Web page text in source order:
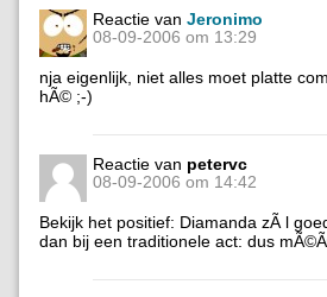
Reactie van Jeronimo
08-09-2006 om 13:29
nja eigenlijk, niet alles moet platte
hÃ© ;-)
Reactie van petervc
08-09-2006 om 14:42
Bekijk het positief: Diamanda zÃ l
dan bij een traditionele act: dus